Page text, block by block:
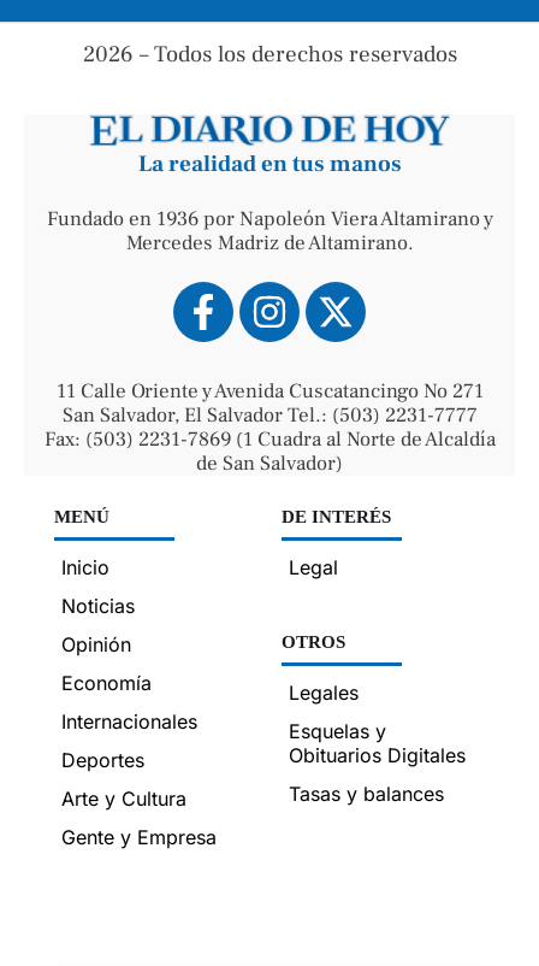
2026 – Todos los derechos reservados
La realidad en tus manos
Fundado en 1936 por Napoleón Viera Altamirano y
Mercedes Madriz de Altamirano.
11 Calle Oriente y Avenida Cuscatancingo No 271
San Salvador, El Salvador Tel.: (503) 2231-7777
Fax: (503) 2231-7869 (1 Cuadra al Norte de Alcaldía
de San Salvador)
MENÚ
Inicio
Noticias
Opinión
Economía
Internacionales
Deportes
Arte y Cultura
Gente y Empresa
DE INTERÉS
Legal
OTROS
Legales
Esquelas y
Obituarios Digitales
Tasas y balances